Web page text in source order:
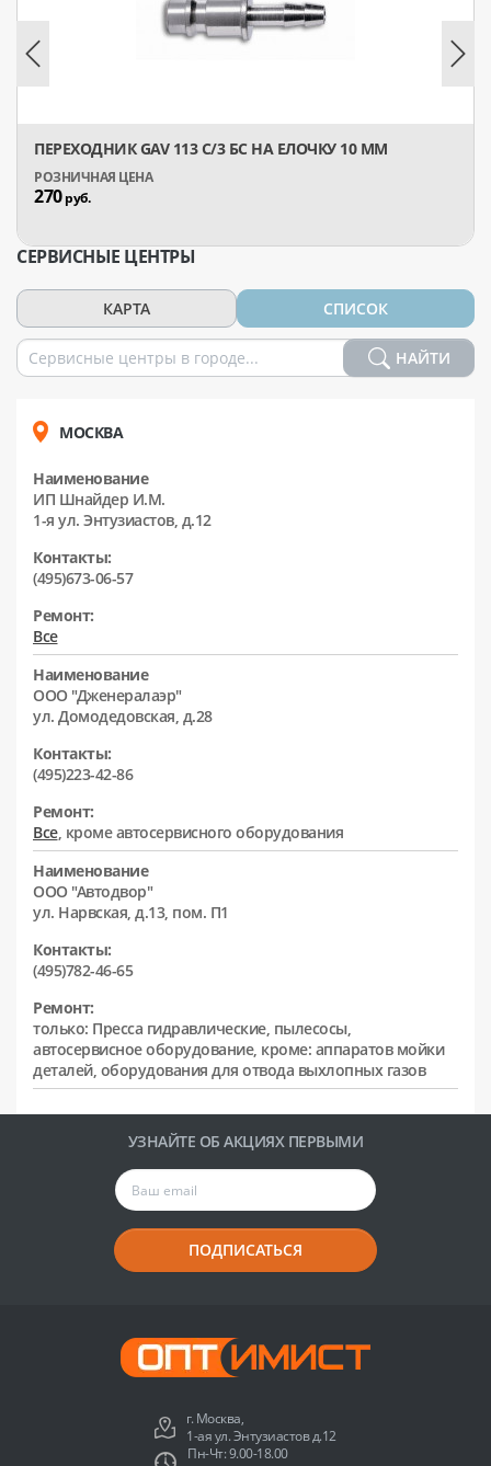
ПЕРЕХОДНИК GAV 113 C/3 БС НА ЕЛОЧКУ 10 ММ
270руб.
СЕРВИСНЫЕ ЦЕНТРЫ
КАРТА СПИСОК
НАЙТИ
МОСКВА
Наименование
ИП Шнайдер И.М.
1-я ул. Энтузиастов, д.12
Контакты:
(495)673-06-57
Ремонт:
Все
Наименование
ООО "Дженералаэр"
ул. Домодедовская, д.28
Контакты:
(495)223-42-86
Ремонт:
Все, кроме автосервисного оборудования
Наименование
ООО "Автодвор"
ул. Нарвская, д.13, пом. П1
Контакты:
(495)782-46-65
Ремонт:
только: Пресса гидравлические, пылесосы,
автосервисное оборудование, кроме: аппаратов мойки
деталей, оборудования для отвода выхлопных газов
УЗНАЙТЕ ОБ АКЦИЯХ ПЕРВЫМИ
ПОДПИСАТЬСЯ
г. Москва,
1-ая ул. Энтузиастов д.12
Пн-Чт: 9.00-18.00